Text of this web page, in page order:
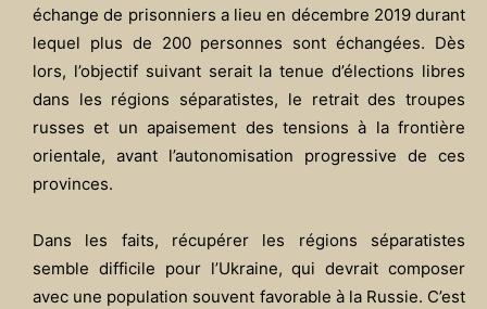
échange de prisonniers a lieu en décembre 2019 durant
lequel plus de 200 personnes sont échangées. Dès
lors, l’objectif suivant serait la tenue d’élections libres
dans les régions séparatistes, le retrait des troupes
russes et un apaisement des tensions à la frontière
orientale, avant l’autonomisation progressive de ces
provinces.
Dans les faits, récupérer les régions séparatistes
semble difficile pour l’Ukraine, qui devrait composer
avec une population souvent favorable à la Russie. C’est